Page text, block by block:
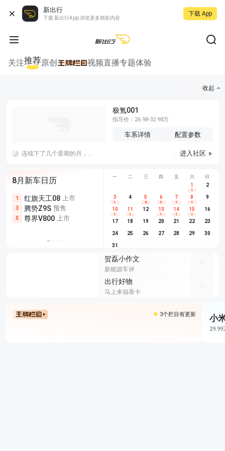
新出行
下载 新出行App 浏览更多精彩内容
下载 App
关注推荐原创 视频直播专题体验
收起
极氪001
指导价：26.98-32.98万
车系详情 配置参数
连续下了几个星期的月，现在暴晒一个星期再继续下雨，这谁能受得了，车的电耗也忽高忽低，还补了一次胎，难搞哦。 进入社区
8月新车日历
1 红旗天工08 上市
3 腾势Z9S 预售
5 尊界V800 上市
尊界V680 上市
享界G9 预售
别克至境L7 预售
埃安
长城H10
深蓝S05
一 二 三 四 五 六 日
1
1
2
3
1
4 5
6
6
3
7
1
8
1
9
10
1
11
1
12 13
1
14
1
15
1
16
17 18 19 20 21 22 23
24 25 26 27 28 29 30
31
贺磊小作文
新能源车评
出行好物
马上来福香卡
3个栏目有更新 小
29.99